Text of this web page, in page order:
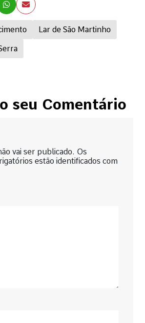
Lar de São Martinho
seu Comentário
vai ser publicado. Os
estão identificados com